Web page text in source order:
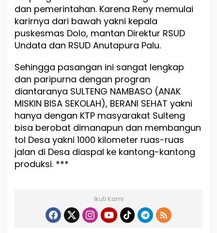
dan pemerintahan. Karena Reny memulai
karirnya dari bawah yakni kepala
puskesmas Dolo, mantan Direktur RSUD
Undata dan RSUD Anutapura Palu.
Sehingga pasangan ini sangat lengkap
dan paripurna dengan progran
diantaranya SULTENG NAMBASO (ANAK
MISKIN BISA SEKOLAH), BERANI SEHAT yakni
hanya dengan KTP masyarakat Sulteng
bisa berobat dimanapun dan membangun
tol Desa yakni 1000 kilometer ruas-ruas
jalan di Desa diaspal ke kantong-kantong
produksi. ***
Ikuti Kami